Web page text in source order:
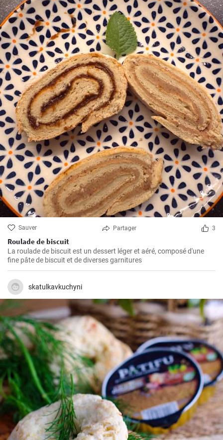
Sauver Partager 3
Roulade de biscuit
La roulade de biscuit est un dessert léger et aéré, composé d'une
fine pâte de biscuit et de diverses garnitures
skatulkavkuchyni